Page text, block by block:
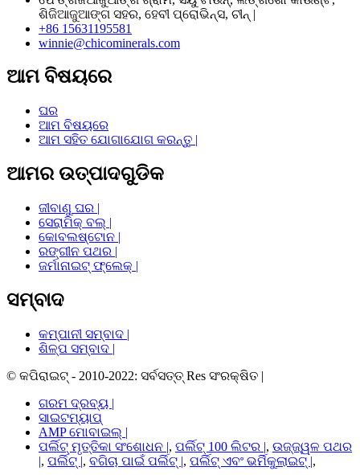
ଶିଜିଆଜୁଆଙ୍ଗ ସହର, ହେବୀ ପ୍ରୋଭିନ୍ସ, ଚୀନ୍ |
+86 15631195581
winnie@chicominerals.com
ଆମ ବିଷୟରେ
ଘର
ଆମ ବିଷୟରେ
ଆମ ସହିତ ଯୋଗାଯୋଗ କରନ୍ତୁ |
ଆମର ଉତ୍ପାଦଗୁଡିକ
ଜୀବାଣୁ ଘର |
ସେରାମିକ୍ ବଲ୍ |
କୋବଲଷ୍ଟୋନ |
ରଙ୍ଗୀନ ପଥର |
ଜର୍ମାନାଇଟ୍ ଫ୍ଲେକ୍ |
ସମ୍ବାଦ
କମ୍ପାନୀ ସମ୍ବାଦ |
ଶିଳ୍ପ ସମ୍ବାଦ |
© କପିରାଇଟ୍ - 2010-2022: ସର୍ବସତ୍ତ୍ Res ସଂରକ୍ଷିତ |
ଗରମ ଦ୍ରବ୍ୟ |
ସାଇଟମ୍ୟାପ୍
AMP ମୋବାଇଲ୍ |
ପର୍ଲିଟ୍ ମୃତ୍ତିକା ସଂଶୋଧନ |, ପର୍ଲିଟ୍ 100 ଲିଟର |, ଉଜ୍ଜ୍ୱଳ ପଥର
|, ପର୍ଲିଟ୍ |, ବଗିଚା ପାଇଁ ପର୍ଲିଟ୍ |, ପର୍ଲିଟ୍ ଏବଂ ଭର୍ମିକୁଲାଇଟ୍ |,